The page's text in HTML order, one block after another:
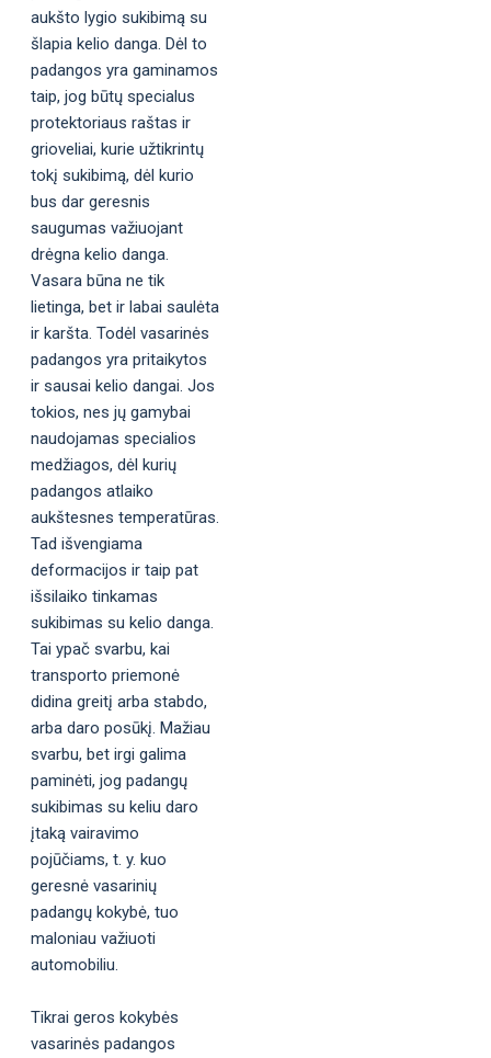
aukšto lygio sukibimą su
šlapia kelio danga. Dėl to
padangos yra gaminamos
taip, jog būtų specialus
protektoriaus raštas ir
grioveliai, kurie užtikrintų
tokį sukibimą, dėl kurio
bus dar geresnis
saugumas važiuojant
drėgna kelio danga.
Vasara būna ne tik
lietinga, bet ir labai saulėta
ir karšta. Todėl vasarinės
padangos yra pritaikytos
ir sausai kelio dangai. Jos
tokios, nes jų gamybai
naudojamas specialios
medžiagos, dėl kurių
padangos atlaiko
aukštesnes temperatūras.
Tad išvengiama
deformacijos ir taip pat
išsilaiko tinkamas
sukibimas su kelio danga.
Tai ypač svarbu, kai
transporto priemonė
didina greitį arba stabdo,
arba daro posūkį. Mažiau
svarbu, bet irgi galima
paminėti, jog padangų
sukibimas su keliu daro
įtaką vairavimo
pojūčiams, t. y. kuo
geresnė vasarinių
padangų kokybė, tuo
maloniau važiuoti
automobiliu.
Tikrai geros kokybės
vasarinės padangos